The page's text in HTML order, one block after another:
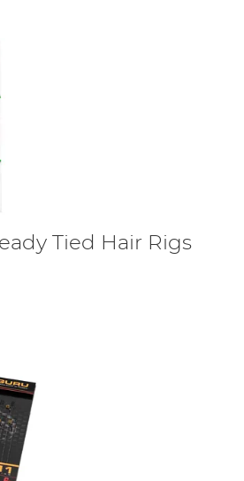
également de nombreux
sur le
Tied Hair Rigs